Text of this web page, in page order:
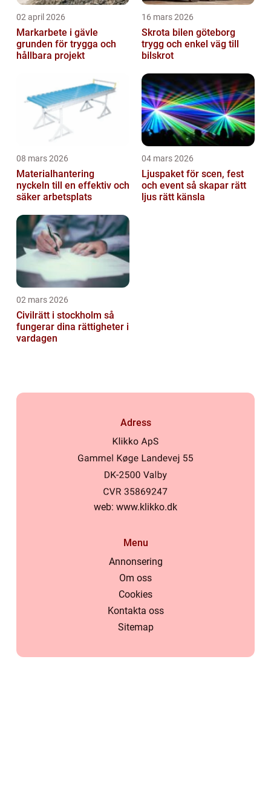
02 april 2026
Markarbete i gävle
grunden för trygga och
hållbara projekt
16 mars 2026
Skrota bilen göteborg
trygg och enkel väg till
bilskrot
08 mars 2026
Materialhantering
nyckeln till en effektiv och
säker arbetsplats
04 mars 2026
Ljuspaket för scen, fest
och event så skapar rätt
ljus rätt känsla
02 mars 2026
Civilrätt i stockholm så
fungerar dina rättigheter i
vardagen
Adress
web: www.klikko.dk
Menu
Annonsering
Om oss
Cookies
Kontakta oss
Sitemap